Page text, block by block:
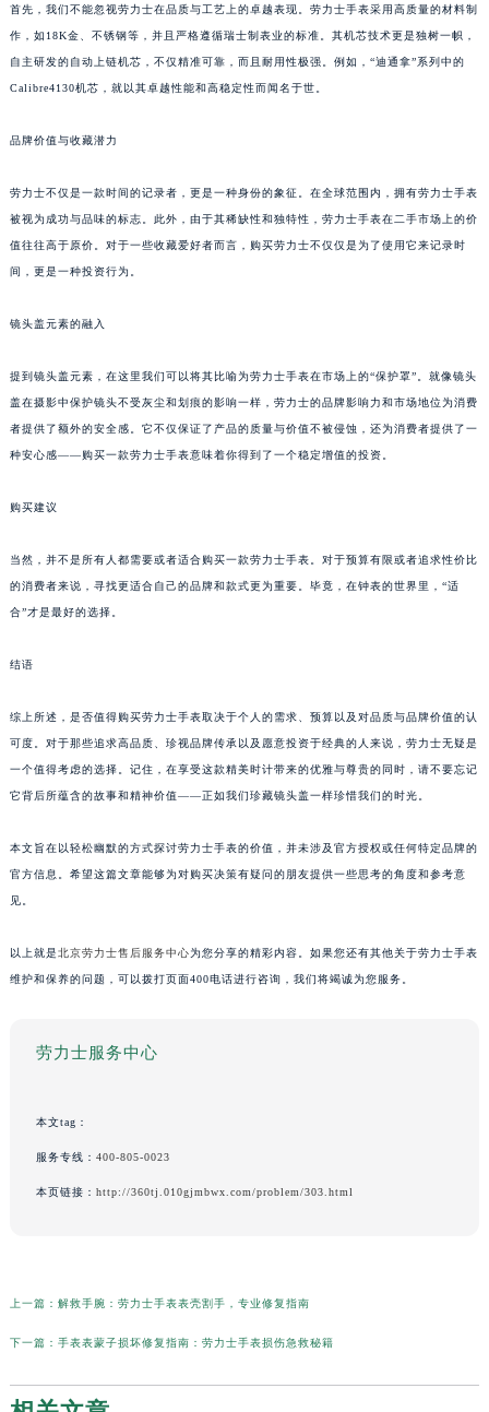
首先，我们不能忽视劳力士在品质与工艺上的卓越表现。劳力士手表采用高质量的材料制
作，如18K金、不锈钢等，并且严格遵循瑞士制表业的标准。其机芯技术更是独树一帜，
自主研发的自动上链机芯，不仅精准可靠，而且耐用性极强。例如，“迪通拿”系列中的
Calibre4130机芯，就以其卓越性能和高稳定性而闻名于世。
品牌价值与收藏潜力
劳力士不仅是一款时间的记录者，更是一种身份的象征。在全球范围内，拥有劳力士手表
被视为成功与品味的标志。此外，由于其稀缺性和独特性，劳力士手表在二手市场上的价
值往往高于原价。对于一些收藏爱好者而言，购买劳力士不仅仅是为了使用它来记录时
间，更是一种投资行为。
镜头盖元素的融入
提到镜头盖元素，在这里我们可以将其比喻为劳力士手表在市场上的“保护罩”。就像镜头
盖在摄影中保护镜头不受灰尘和划痕的影响一样，劳力士的品牌影响力和市场地位为消费
者提供了额外的安全感。它不仅保证了产品的质量与价值不被侵蚀，还为消费者提供了一
种安心感——购买一款劳力士手表意味着你得到了一个稳定增值的投资。
购买建议
当然，并不是所有人都需要或者适合购买一款劳力士手表。对于预算有限或者追求性价比
的消费者来说，寻找更适合自己的品牌和款式更为重要。毕竟，在钟表的世界里，“适
合”才是最好的选择。
结语
综上所述，是否值得购买劳力士手表取决于个人的需求、预算以及对品质与品牌价值的认
可度。对于那些追求高品质、珍视品牌传承以及愿意投资于经典的人来说，劳力士无疑是
一个值得考虑的选择。记住，在享受这款精美时计带来的优雅与尊贵的同时，请不要忘记
它背后所蕴含的故事和精神价值——正如我们珍藏镜头盖一样珍惜我们的时光。
本文旨在以轻松幽默的方式探讨劳力士手表的价值，并未涉及官方授权或任何特定品牌的
官方信息。希望这篇文章能够为对购买决策有疑问的朋友提供一些思考的角度和参考意
见。
以上就是北京劳力士售后服务中心为您分享的精彩内容。如果您还有其他关于劳力士手表
维护和保养的问题，可以拨打页面400电话进行咨询，我们将竭诚为您服务。
劳力士服务中心
本文tag：
服务专线： 400-805-0023
本页链接： http://360tj.010gjmbwx.com/problem/303.html
上一篇： 解救手腕：劳力士手表表壳割手，专业修复指南
下一篇： 手表表蒙子损坏修复指南：劳力士手表损伤急救秘籍